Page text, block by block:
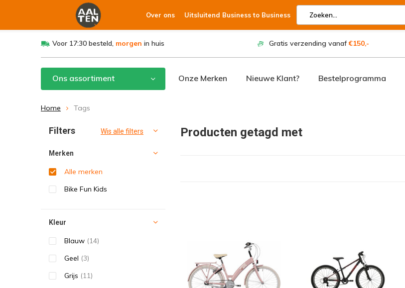
Over ons Uitsluitend Business to Business
Voor 17:30 besteld, morgen in huis Gratis verzending vanaf€150,-
Ons assortiment Onze Merken Nieuwe Klant? Bestelprogramma
Home Tags
Producten getagd met
Filters Wis alle filters
Merken
Alle merken
Bike Fun Kids
Kleur
Blauw (14)
Geel (3)
Grijs (11)